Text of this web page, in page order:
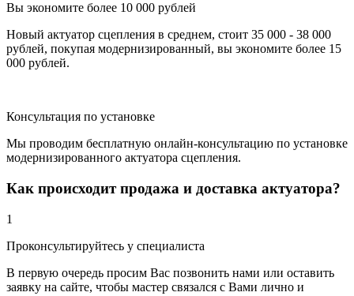
Вы экономите более 10 000 рублей
Новый актуатор сцепления в среднем, стоит 35 000 - 38 000
рублей, покупая модернизированный, вы экономите более 15
000 рублей.
Консультация по установке
Мы проводим бесплатную онлайн-консультацию по установке
модернизированного актуатора сцепления.
Как происходит продажа и доставка актуатора?
1
Проконсультируйтесь у специалиста
В первую очередь просим Вас позвонить нами или оставить
заявку на сайте, чтобы мастер связался с Вами лично и